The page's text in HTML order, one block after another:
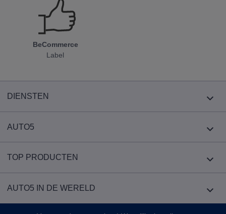
DIENSTEN
AUTO5
TOP PRODUCTEN
AUTO5 IN DE WERELD
BeCommerce
Label